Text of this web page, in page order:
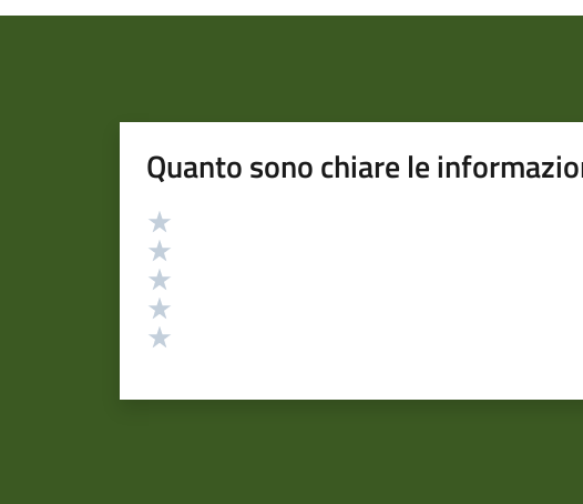
Quanto sono chiare le
Valutazione